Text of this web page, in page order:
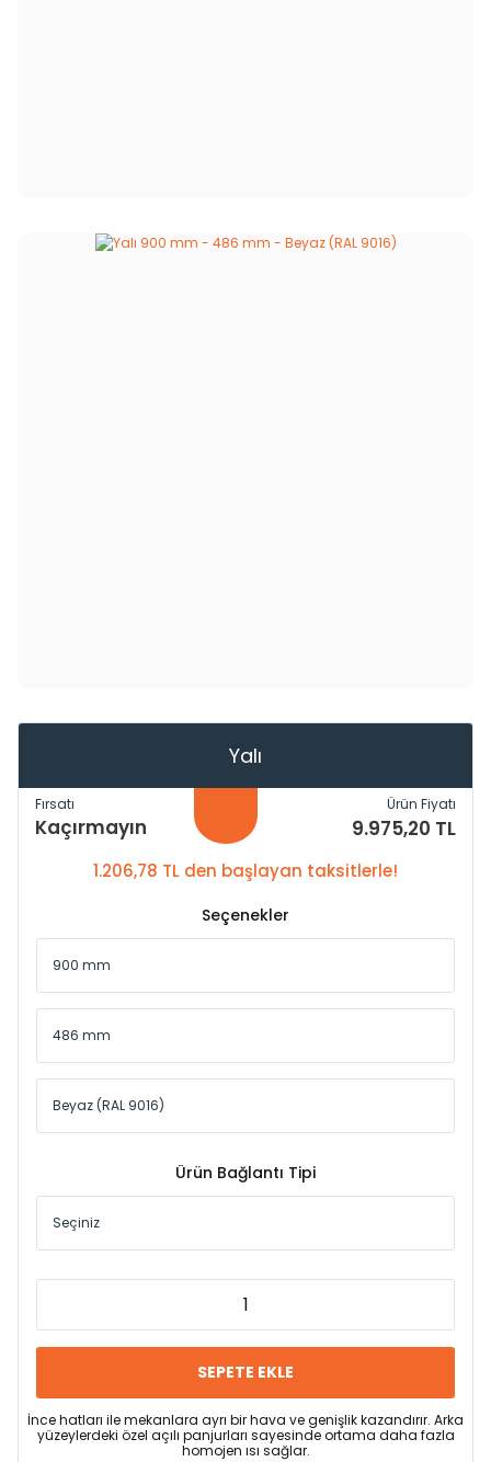
Yalı
Fırsatı
Kaçırmayın
Ürün Fiyatı
9.975,20 TL
1.206,78 TL den başlayan taksitlerle!
Seçenekler
Ürün Bağlantı Tipi
SEPETE EKLE
İnce hatları ile mekanlara ayrı bir hava ve genişlik kazandırır. Arka
yüzeylerdeki özel açılı panjurları sayesinde ortama daha fazla
homojen ısı sağlar.